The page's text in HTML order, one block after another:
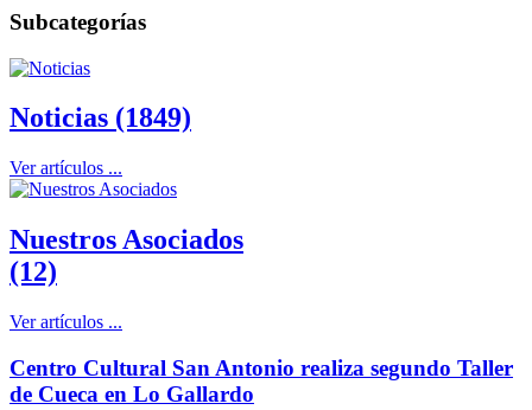
Subcategorías
Noticias (1849)
Ver artículos ...
Nuestros Asociados
(12)
Ver artículos ...
Centro Cultural San Antonio realiza segundo Taller
de Cueca en Lo Gallardo